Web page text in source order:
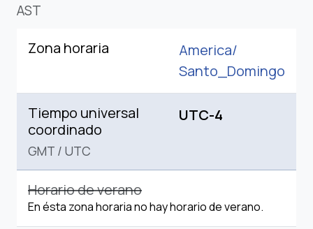
AST
Zona horaria
America/
Santo_Domingo
Tiempo universal
coordinado
GMT / UTC
UTC-4
Horario de verano
En ésta zona horaria no hay horario de verano.